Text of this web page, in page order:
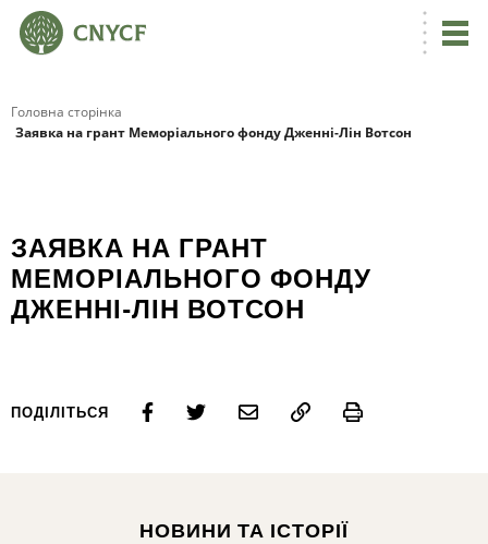
Головна сторінка
Заявка на грант Меморіального фонду Дженні-Лін Вотсон
ЗАЯВКА НА ГРАНТ
МЕМОРІАЛЬНОГО ФОНДУ
ДЖЕННІ-ЛІН ВОТСОН
ПОДІЛІТЬСЯ Print
НОВИНИ ТА ІСТОРІЇ